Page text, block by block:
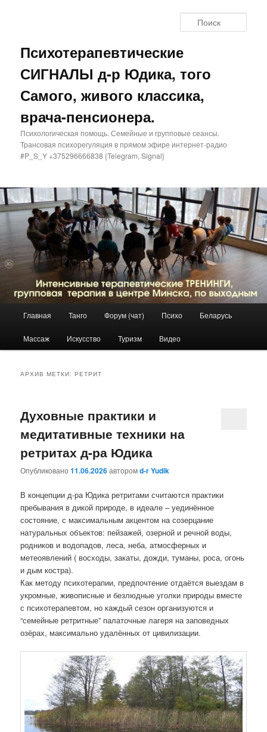
Психотерапевтические
СИГНАЛЫ д-р Юдика, того
Самого, живого классика,
врача-пенсионера.
Психологическая помощь. Семейные и групповые сеансы.
Трансовая психорегуляция в прямом эфире интернет-радио
#P_S_Y +375296666838 {Telegram, Signal}
Перейти
к
Перейти
к
Главная Танго Форум (чат) Психо Беларусь
Массаж Искусство Туризм Видео
АРХИВ МЕТКИ:РЕТРИТ
Духовные практики и
медитативные техники на
ретритах д-ра Юдика
Опубликовано11.06.2026авторомd-r Yudik
В концепции д-ра Юдика ретритами считаются практики
пребывания в дикой природе, в идеале – уединённое
состояние, с максимальным акцентом на созерцание
натуральных объектов: пейзажей, озерной и речной воды,
родников и водопадов, леса, неба, атмосферных и
метеоявлений ( восходы, закаты, дожди, туманы, роса, огонь
и дым костра).
Как методу психотерапии, предпочтение отдаётся выездам в
укромные, живописные и безлюдные уголки природы вместе
с психотерапевтом, но каждый сезон организуются и
“семейные ретритные” палаточные лагеря на заповедных
озёрах, максимально удалённых от цивилизации.